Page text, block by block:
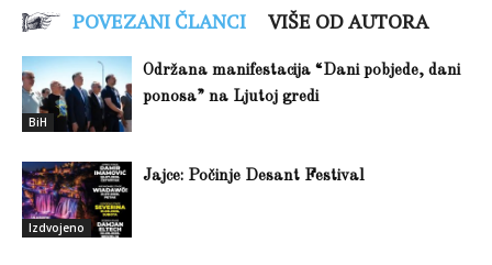
POVEZANI ČLANCI VIŠE OD AUTORA
BiH
Održana manifestacija “Dani pobjede, dani
ponosa” na Ljutoj gredi
Izdvojeno
Jajce: Počinje Desant Festival